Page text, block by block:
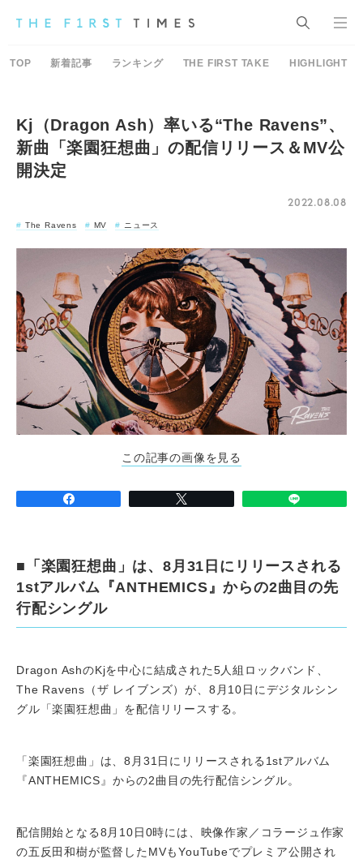
TOP 新着記事 ランキング THE FIRST TAKE HIGHLIGHT
Kj（Dragon Ash）率いる“The Ravens”、
新曲「楽園狂想曲」の配信リリース＆MV公
開決定
2022.08.08
The Ravens MV ニュース
この記事の画像を見る
■「楽園狂想曲」は、8月31日にリリースされる
1stアルバム『ANTHEMICS』からの2曲目の先
行配シングル
Dragon AshのKjを中心に結成された5人組ロックバンド、
The Ravens（ザ レイブンズ）が、8月10日にデジタルシン
グル「楽園狂想曲」を配信リリースする。
「楽園狂想曲」は、8月31日にリリースされる1stアルバム
『ANTHEMICS』からの2曲目の先行配信シングル。
配信開始となる8月10日0時には、映像作家／コラージュ作家
の五反田和樹が監督したMVもYouTubeでプレミア公開され